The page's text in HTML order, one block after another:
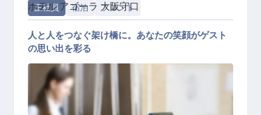
正社員 宿泊 フロント
ホテル アゴーラ 大阪守口
人と人をつなぐ架け橋に。あなたの笑顔がゲスト
の思い出を彩る